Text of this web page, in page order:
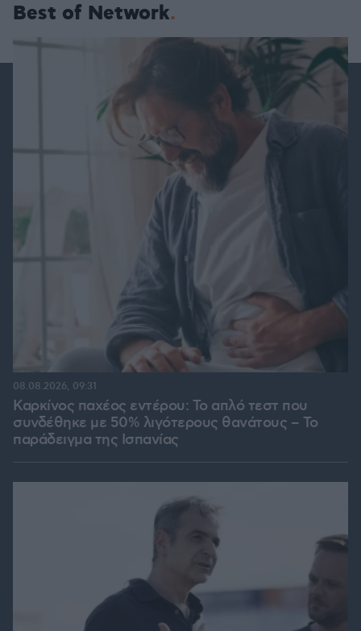
Best of Network
Καρκίνος παχέος εντέρου: Το απλό τεστ που
συνδέθηκε με 50% λιγότερους θανάτους – Το
παράδειγμα της Ισπανίας
08.08.2026, 09:31